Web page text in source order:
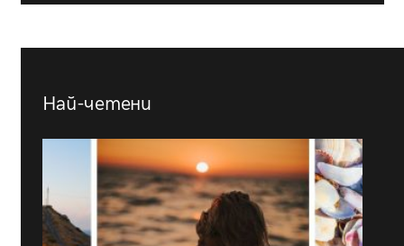
Най-четени